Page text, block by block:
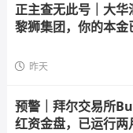
正主查无此号｜大
黎狮集团，你的本金
昨天
预警｜拜尔交易所
红资金盘，已运行两